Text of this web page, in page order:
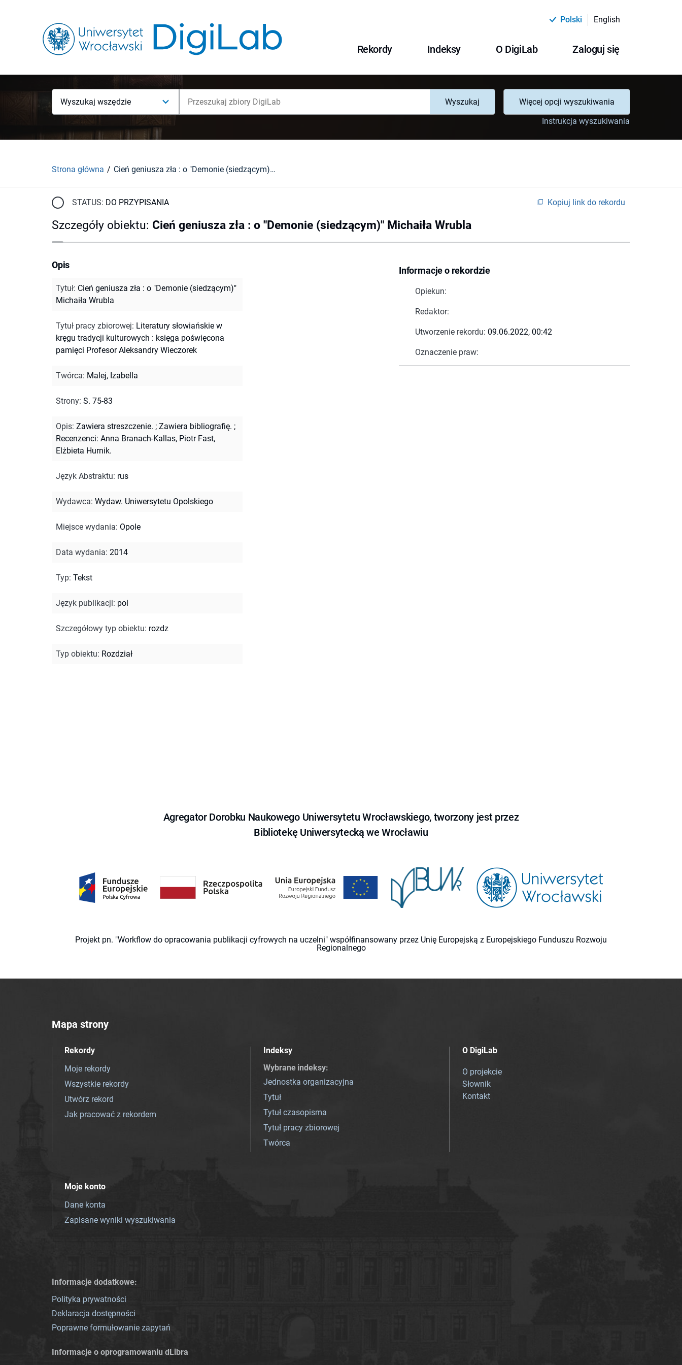
Polski English
Rekordy Indeksy O DigiLab Zaloguj się
Wyszukaj wszędzie Wyszukaj
Więcej opcji wyszukiwania
Instrukcja wyszukiwania
Strona główna Cień geniusza zła : o "Demonie (siedzącym)" Michaiła Wrubla
STATUS: DO PRZYPISANIA Kopiuj link do rekordu
Szczegóły obiektu: Cień geniusza zła : o "Demonie (siedzącym)" Michaiła Wrubla
Informacje o rekordzie
Opiekun:
Redaktor:
Utworzenie rekordu: 09.06.2022, 00:42
Oznaczenie praw:
Opis
Tytuł: Cień geniusza zła : o "Demonie (siedzącym)"
Michaiła Wrubla
Tytuł pracy zbiorowej: Literatury słowiańskie w
kręgu tradycji kulturowych : księga poświęcona
pamięci Profesor Aleksandry Wieczorek
Twórca: Malej, Izabella
Strony: S. 75-83
Opis: Zawiera streszczenie. ; Zawiera bibliografię. ;
Recenzenci: Anna Branach-Kallas, Piotr Fast,
Elżbieta Hurnik.
Język Abstraktu: rus
Wydawca: Wydaw. Uniwersytetu Opolskiego
Miejsce wydania: Opole
Data wydania: 2014
Typ: Tekst
Język publikacji: pol
Szczegółowy typ obiektu: rozdz
Typ obiektu: Rozdział
Agregator Dorobku Naukowego Uniwersytetu Wrocławskiego, tworzony jest przez
Bibliotekę Uniwersytecką we Wrocławiu
Projekt pn. "Workflow do opracowania publikacji cyfrowych na uczelni" współfinansowany przez Unię Europejską z Europejskiego Funduszu Rozwoju
Regionalnego
Mapa strony
Rekordy
Moje rekordy
Wszystkie rekordy
Utwórz rekord
Jak pracować z rekordem
Indeksy
Wybrane indeksy:
Jednostka organizacyjna
Tytuł
Tytuł czasopisma
Tytuł pracy zbiorowej
Twórca
O DigiLab
O projekcie
Słownik
Kontakt
Moje konto
Dane konta
Zapisane wyniki wyszukiwania
Informacje dodatkowe:
Polityka prywatności
Deklaracja dostępności
Poprawne formułowanie zapytań
Informacje o oprogramowaniu dLibra